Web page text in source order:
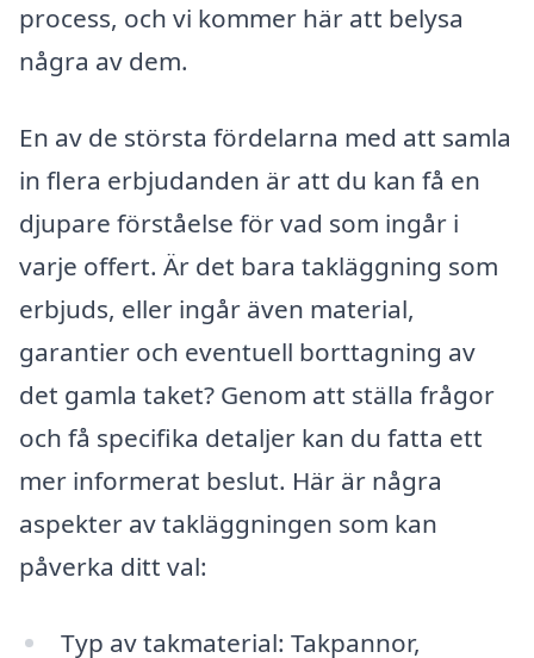
process, och vi kommer här att belysa
några av dem.
En av de största fördelarna med att samla
in flera erbjudanden är att du kan få en
djupare förståelse för vad som ingår i
varje offert. Är det bara takläggning som
erbjuds, eller ingår även material,
garantier och eventuell borttagning av
det gamla taket? Genom att ställa frågor
och få specifika detaljer kan du fatta ett
mer informerat beslut. Här är några
aspekter av takläggningen som kan
påverka ditt val:
Typ av takmaterial: Takpannor,